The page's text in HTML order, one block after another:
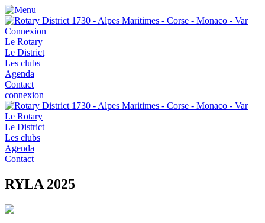
Connexion
Le Rotary
Le District
Les clubs
Agenda
Contact
connexion
Le Rotary
Le District
Les clubs
Agenda
Contact
RYLA 2025